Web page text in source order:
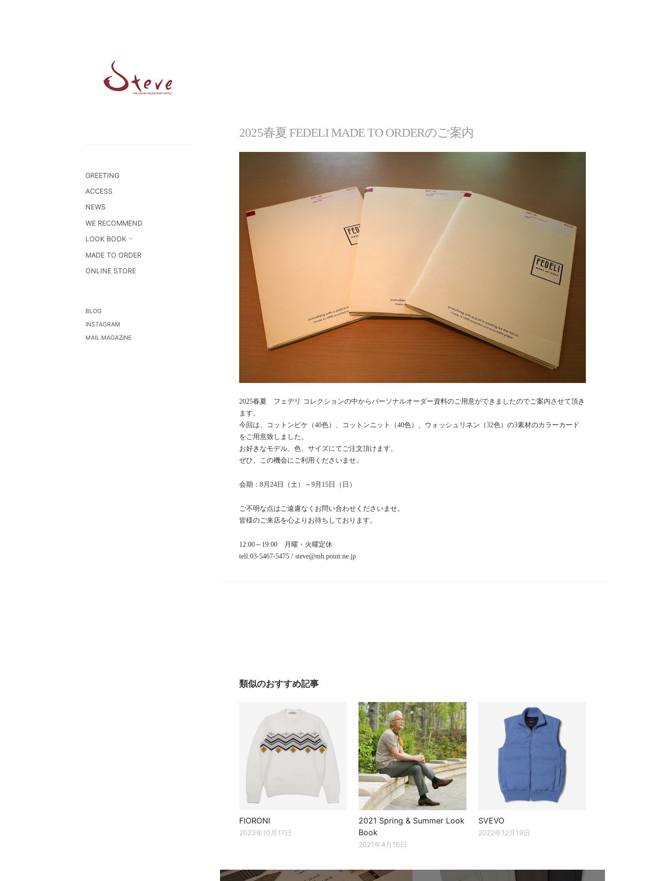
GREETING
ACCESS
NEWS
WE RECOMMEND
LOOK BOOK
MADE TO ORDER
ONLINE STORE
BLOG
INSTAGRAM
MAIL MAGAZINE
2025春夏 FEDELI MADE TO ORDERのご案内
2025春夏 フェデリ コレクションの中からパーソナルオーダー資料のご用意ができましたのでご案内させて頂き
ます。
今回は、コットンピケ（40色）、コットンニット（40色）、ウォッシュリネン（32色）の3素材のカラーカード
をご用意致しました。
お好きなモデル、色、サイズにてご注文頂けます。
ぜひ、この機会にご利用くださいませ。
会期：8月24日（土）～9月15日（日）
ご不明な点はご遠慮なくお問い合わせくださいませ。
皆様のご来店を心よりお待ちしております。
12:00～19:00 月曜・火曜定休
tell.03-5467-5475 / steve@mh.point.ne.jp
類似のおすすめ記事
FIORONI
2023年10月17日
2021 Spring & Summer Look
Book
2021年4月16日
SVEVO
2022年12月19日
投